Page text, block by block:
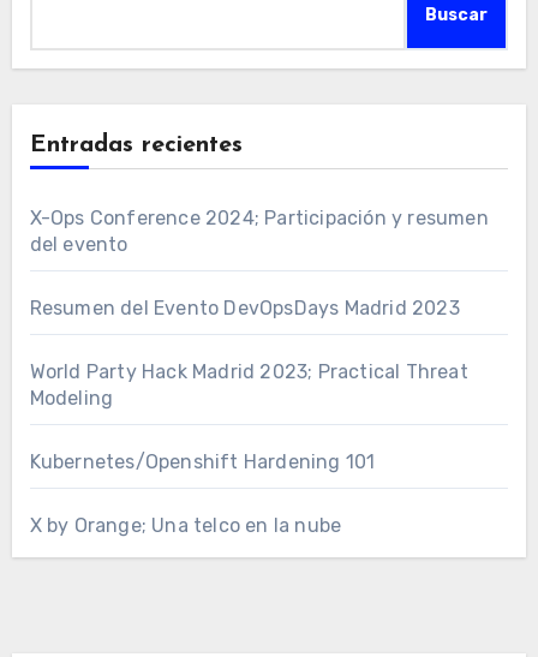
Buscar
Entradas recientes
X-Ops Conference 2024; Participación y resumen
del evento
Resumen del Evento DevOpsDays Madrid 2023
World Party Hack Madrid 2023; Practical Threat
Modeling
Kubernetes/Openshift Hardening 101
X by Orange; Una telco en la nube